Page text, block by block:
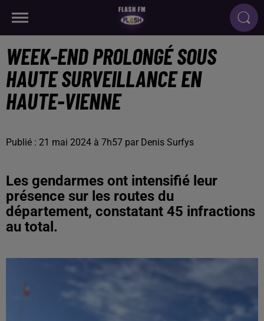
WEEK-END PROLONGÉ SOUS
HAUTE SURVEILLANCE EN
HAUTE-VIENNE
Publié : 21 mai 2024 à 7h57 par Denis Surfys
Les gendarmes ont intensifié leur
présence sur les routes du
département, constatant 45 infractions
au total.